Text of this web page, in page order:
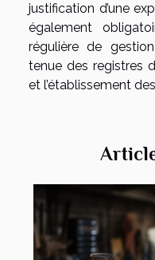
justification d’une
également
régulière de
tenue des registres
et l’établissement